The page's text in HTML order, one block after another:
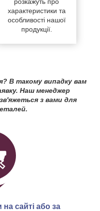
розкажуть про
характеристики та
особливості нашої
продукції.
В такому випадку вам
Наш менеджер
з вами для
сайті або за